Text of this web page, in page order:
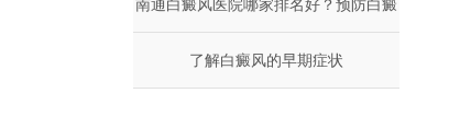
南通白癜风医院哪家排名好？预防白癜
风
了解白癜风的早期症状